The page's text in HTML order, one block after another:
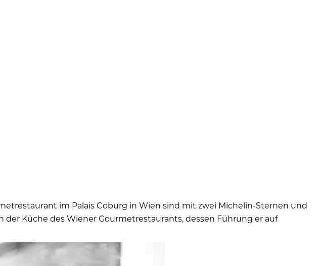
im Palais Coburg in Wien sind mit zwei Michelin-Sternen und
der Küche des Wiener Gourmetrestaurants, dessen Führung er auf